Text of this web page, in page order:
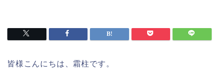
皆様こんにちは、霜柱です。